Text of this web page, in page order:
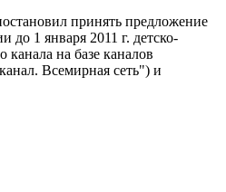
принять предложение
до 1 января 2011 г. детско-
на базе каналов
Всемирная сеть") и